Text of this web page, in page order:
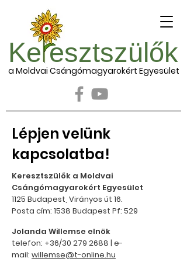
Ke esztszülők
a Moldvai Csángómagyarokért Egyesület
Lépjen velünk
kapcsolatba!
Keresztszülők a Moldvai
Csángómagyarokért Egyesület
1125 Budapest, Virányos út 16.
Posta cím: 1538 Budapest Pf: 529
Jolanda Willemse elnök
telefon: +36/30 279 2688 | e-
mail: willemse@t-online.hu